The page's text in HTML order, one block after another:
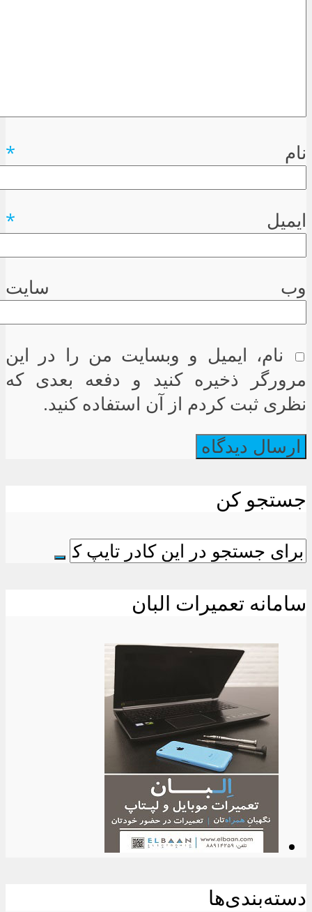
نام *
ایمیل *
وب سایت
نام، ایمیل و وبسایت من را در این
مرورگر ذخیره کنید و دفعه بعدی که
نظری ثبت کردم از آن استفاده کنید.
جستجو کن
سامانه تعمیرات البان
دسته‌بندی‌ها